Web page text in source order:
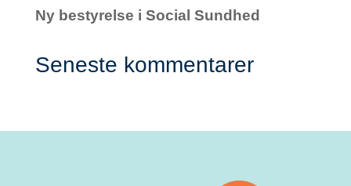
Ny bestyrelse i Social Sundhed
Seneste kommentarer